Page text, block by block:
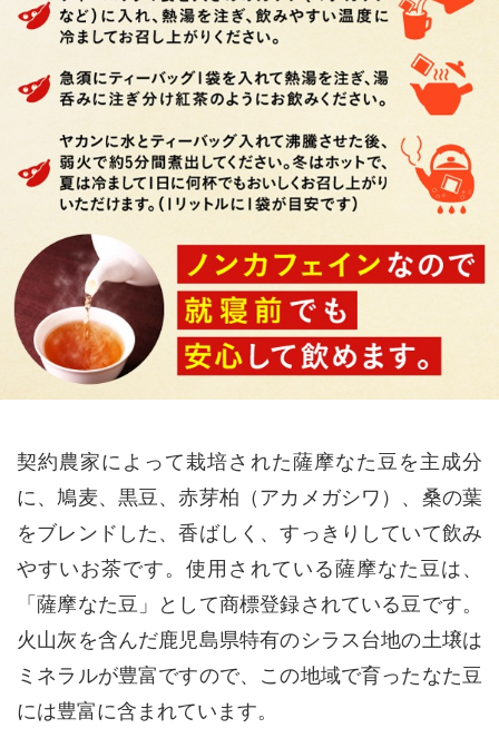
契約農家によって栽培された薩摩なた豆を主成分
に、鳩麦、黒豆、赤芽柏（アカメガシワ）、桑の葉
をブレンドした、香ばしく、すっきりしていて飲み
やすいお茶です。使用されている薩摩なた豆は、
「薩摩なた豆」として商標登録されている豆です。
火山灰を含んだ鹿児島県特有のシラス台地の土壌は
ミネラルが豊富ですので、この地域で育ったなた豆
には豊富に含まれています。